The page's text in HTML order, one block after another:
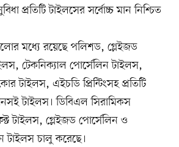
প্রতিটি টাইলসের সর্বোচ্চ মান নিশ্চিত
মধ্যে রয়েছে পলিশড, গ্লেইজড
টেকনিক্যাল পোর্সেলিন টাইলস,
টাইলস, এইচডি প্রিন্টিংসহ প্রতিটি
টাইলস। ডিবিএল সিরামিকস
টাইলস, গ্লেইজড পোর্সেলিন ও
টাইলস চালু করেছে।